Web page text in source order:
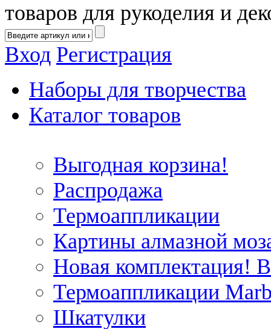
товаров для рукоделия и
Вход Регистрация
Наборы для творчества
Каталог товаров
Выгодная корзина!
Распродажа
Термоаппликации
Картины алмазной
Новая комплектация!
Термоаппликации
Шкатулки